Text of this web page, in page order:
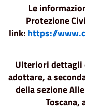
Le
Protezione
link: https://
Ulteriori dettagli
adottare, a
della sezione
Toscana,